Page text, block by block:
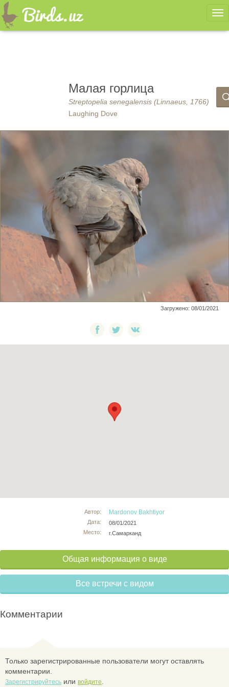
Малая горлица
Streptopelia senegalensis (Linnaeus, 1766)
Laughing Dove
Загружено: 08/01/2021
Автор:
Дата:
Место:
Mardonov Bakhtiyor
08/01/2021
г.Самарканд
Общая информация о виде
Все встречи с видом
Комментарии
Только зарегистрированные пользователи могут оставлять
комментарии.
Зарегистрируйтесь или войдите